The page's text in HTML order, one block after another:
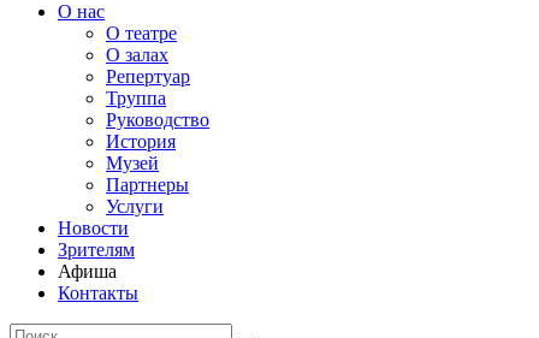
О нас
О театре
О залах
Репертуар
Труппа
Руководство
История
Музей
Партнеры
Услуги
Новости
Зрителям
Афиша
Контакты